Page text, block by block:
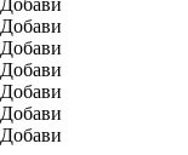
Добави
Добави
Добави
Добави
Добави
Добави
Добави